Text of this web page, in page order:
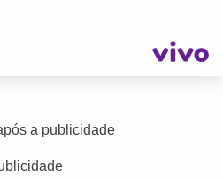
a publicidade